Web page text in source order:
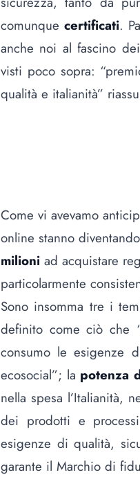
comunque certificati.
anche noi al fascino dei
visti poco sopra:
qualità e italianità”
Come vi avevamo
online stanno
milioni ad acquistare
particolarmente
Sono insomma tre i
definito come ciò che
consumo le esigenze
ecosocial”; la potenza
nella spesa l’Italianità,
dei prodotti e
esigenze di qualità,
garante il Marchio di